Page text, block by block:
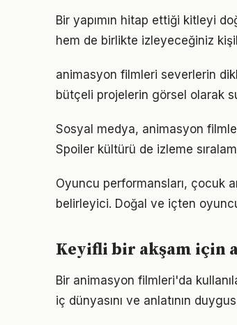
Bir yapımın hitap ettiği kitleyi
hem de birlikte izleyeceğiniz
animasyon filmleri severlerin
bütçeli projelerin görsel olarak
Sosyal medya, animasyon
Spoiler kültürü de izleme
Oyuncu performansları, çocuk
belirleyici. Doğal ve içten
Keyifli bir akşam için
Bir animasyon filmleri'da
iç dünyasını ve anlatının